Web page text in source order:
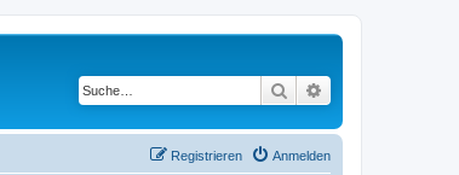
Suche
Anmelden
Registrieren